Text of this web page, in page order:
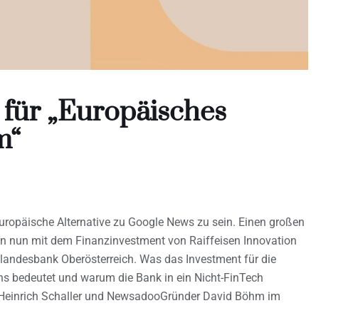
„Europäisches
Alternative zu Google News zu sein. Einen großen
nun mit dem Finanzinvestment von Raiffeisen Innovation
Oberösterreich. Was das Investment für die
bedeutet und warum die Bank in ein Nicht-FinTech
Schaller und NewsadooGründer David Böhm im